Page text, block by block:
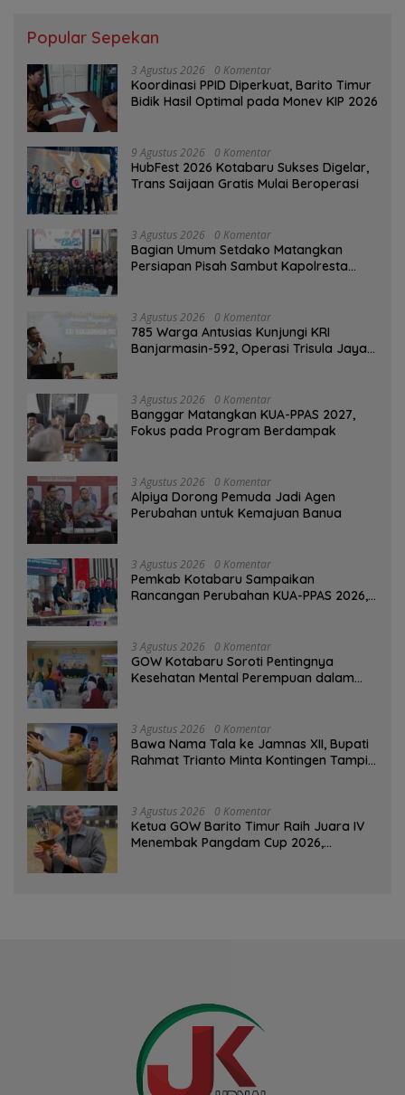
Popular Sepekan
3 Agustus 2026 0 Komentar
Koordinasi PPID Diperkuat, Barito Timur
Bidik Hasil Optimal pada Monev KIP 2026
9 Agustus 2026 0 Komentar
HubFest 2026 Kotabaru Sukses Digelar,
Trans Saijaan Gratis Mulai Beroperasi
3 Agustus 2026 0 Komentar
Bagian Umum Setdako Matangkan
Persiapan Pisah Sambut Kapolresta
3 Agustus 2026 0 Komentar
785 Warga Antusias Kunjungi KRI
Banjarmasin-592, Operasi Trisula Jaya
3 Agustus 2026 0 Komentar
‎Banggar Matangkan KUA-PPAS 2027,
Fokus pada Program Berdampak
3 Agustus 2026 0 Komentar
‎Alpiya Dorong Pemuda Jadi Agen
Perubahan untuk Kemajuan Banua ‎
3 Agustus 2026 0 Komentar
Pemkab Kotabaru Sampaikan
Rancangan Perubahan KUA-PPAS 2026,
3 Agustus 2026 0 Komentar
GOW Kotabaru Soroti Pentingnya
Kesehatan Mental Perempuan dalam
3 Agustus 2026 0 Komentar
Bawa Nama Tala ke Jamnas XII, Bupati
Rahmat Trianto Minta Kontingen Tampil
3 Agustus 2026 0 Komentar
Ketua GOW Barito Timur Raih Juara IV
Menembak Pangdam Cup 2026,